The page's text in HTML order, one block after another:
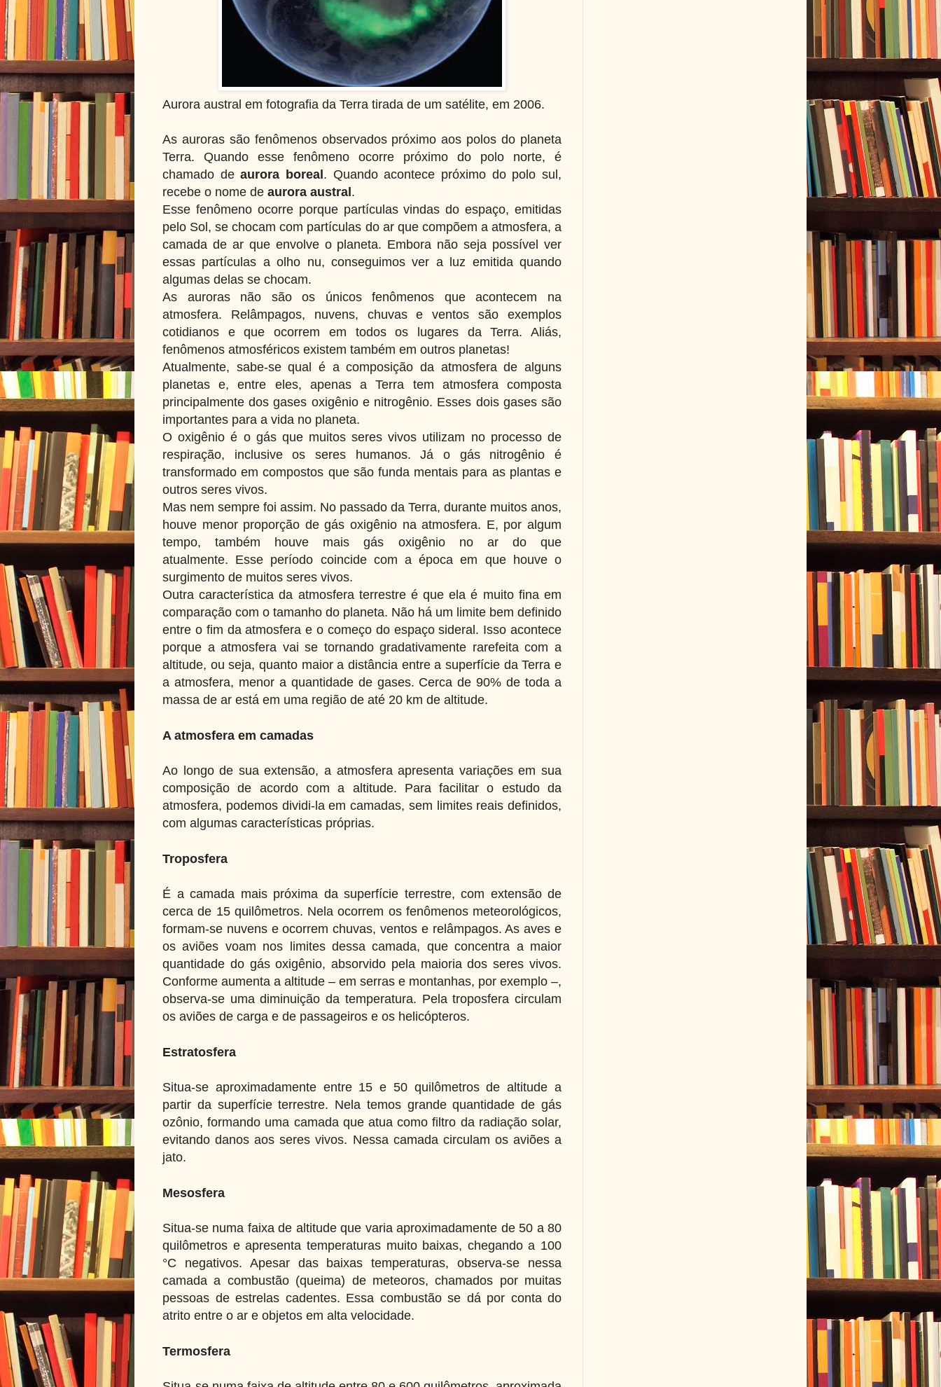
Aurora austral em fotografia da Terra tirada de um satélite, em 2006.
As auroras são fenômenos observados próximo aos polos do planeta
Terra. Quando esse fenômeno ocorre próximo do polo norte, é
chamado deaurora boreal. Quando acontece próximo do polo sul,
recebe o nome de aurora austral.
Esse fenômeno ocorre porque partículas vindas do espaço, emitidas
pelo Sol, se chocam com partículas do ar que compõem a atmosfera, a
camada de ar que envolve o planeta. Embora não seja possível ver
essas partículas a olho nu, conseguimos ver a luz emitida quando
algumas delas se chocam.
As auroras não são os únicos fenômenos que acontecem na
atmosfera. Relâmpagos, nuvens, chuvas e ventos são exemplos
cotidianos e que ocorrem em todos os lugares da Terra. Aliás,
fenômenos atmosféricos existem também em outros planetas!
Atualmente, sabe-se qual é a composição da atmosfera de alguns
planetas e, entre eles, apenas a Terra tem atmosfera composta
principalmente dos gases oxigênio e nitrogênio. Esses dois gases são
importantes para a vida no planeta.
O oxigênio é o gás que muitos seres vivos utilizam no processo de
respiração, inclusive os seres humanos. Já o gás nitrogênio é
transformado em compostos que são funda mentais para as plantas e
outros seres vivos.
Mas nem sempre foi assim. No passado da Terra, durante muitos anos,
houve menor proporção de gás oxigênio na atmosfera. E, por algum
tempo, também houve mais gás oxigênio no ar do que
atualmente. Esse período coincide com a época em que houve o
surgimento de muitos seres vivos.
Outra característica da atmosfera terrestre é que ela é muito fina em
comparação com o tamanho do planeta. Não há um limite bem definido
entre o fim da atmosfera e o começo do espaço sideral. Isso acontece
porque a atmosfera vai se tornando gradativamente rarefeita com a
altitude, ou seja, quanto maior a distância entre a superfície da Terra e
a atmosfera, menor a quantidade de gases. Cerca de 90% de toda a
massa de ar está em uma região de até 20 km de altitude.
A atmosfera em camadas
Ao longo de sua extensão, a atmosfera apresenta variações em sua
composição de acordo com a altitude. Para facilitar o estudo da
atmosfera, podemos dividi-la em camadas, sem limites reais definidos,
com algumas características próprias.
Troposfera
É a camada mais próxima da superfície terrestre, com extensão de
cerca de 15 quilômetros. Nela ocorrem os fenômenos meteorológicos,
formam-se nuvens e ocorrem chuvas, ventos e relâmpagos. As aves e
os aviões voam nos limites dessa camada, que concentra a maior
quantidade do gás oxigênio, absorvido pela maioria dos seres vivos.
Conforme aumenta a altitude – em serras e montanhas, por exemplo –,
observa-se uma diminuição da temperatura. Pela troposfera circulam
os aviões de carga e de passageiros e os helicópteros.
Estratosfera
Situa-se aproximadamente entre 15 e 50 quilômetros de altitude a
partir da superfície terrestre. Nela temos grande quantidade de gás
ozônio, formando uma camada que atua como filtro da radiação solar,
evitando danos aos seres vivos. Nessa camada circulam os aviões a
jato.
Mesosfera
Situa-se numa faixa de altitude que varia aproximadamente de 50 a 80
quilômetros e apresenta temperaturas muito baixas, chegando a 100
°C negativos. Apesar das baixas temperaturas, observa-se nessa
camada a combustão (queima) de meteoros, chamados por muitas
pessoas de estrelas cadentes. Essa combustão se dá por conta do
atrito entre o ar e objetos em alta velocidade.
Termosfera